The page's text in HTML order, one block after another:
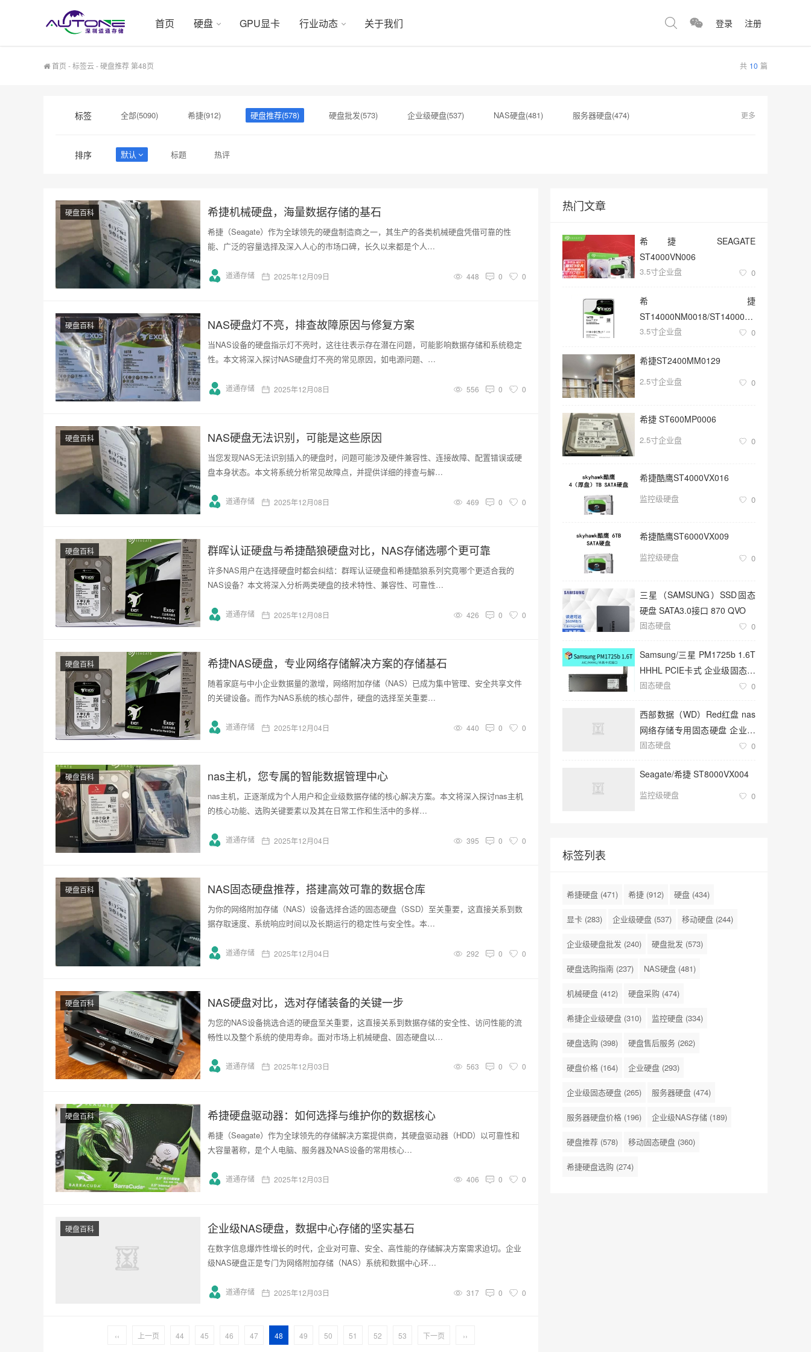
首页 硬盘 GPU显卡 行业动态 关于我们 登录 注册
首页 -标签云- 硬盘推荐 第48页 共 10 篇
标签 全部(5090) 希捷(912) 硬盘推荐(578) 硬盘批发(573) 企业级硬盘(537) NAS硬盘(481) 服务器硬盘(474) 更多
排序 默认 标题 热评
硬盘百科 希捷机械硬盘，海量数据存储的基石
希捷（Seagate）作为全球领先的硬盘制造商之一，其生产的各类机械硬盘凭借可靠的性
能、广泛的容量选择及深入人心的市场口碑，长久以来都是个人…
道通存储 2025年12月09日 448 0 0
硬盘百科 NAS硬盘灯不亮，排查故障原因与修复方案
当NAS设备的硬盘指示灯不亮时，这往往表示存在潜在问题，可能影响数据存储和系统稳定
性。本文将深入探讨NAS硬盘灯不亮的常见原因，如电源问题、…
道通存储 2025年12月08日 556 0 0
硬盘百科 NAS硬盘无法识别，可能是这些原因
当您发现NAS无法识别插入的硬盘时，问题可能涉及硬件兼容性、连接故障、配置错误或硬
盘本身状态。本文将系统分析常见故障点，并提供详细的排查与解…
道通存储 2025年12月08日 469 0 0
硬盘百科 群晖认证硬盘与希捷酷狼硬盘对比，NAS存储选哪个更可靠
许多NAS用户在选择硬盘时都会纠结：群晖认证硬盘和希捷酷狼系列究竟哪个更适合我的
NAS设备？本文将深入分析两类硬盘的技术特性、兼容性、可靠性…
道通存储 2025年12月08日 426 0 0
硬盘百科 希捷NAS硬盘，专业网络存储解决方案的存储基石
随着家庭与中小企业数据量的激增，网络附加存储（NAS）已成为集中管理、安全共享文件
的关键设备。而作为NAS系统的核心部件，硬盘的选择至关重要…
道通存储 2025年12月04日 440 0 0
硬盘百科 nas主机，您专属的智能数据管理中心
nas主机，正逐渐成为个人用户和企业级数据存储的核心解决方案。本文将深入探讨nas主机
的核心功能、选购关键要素以及其在日常工作和生活中的多样…
道通存储 2025年12月04日 395 0 0
硬盘百科 NAS固态硬盘推荐，搭建高效可靠的数据仓库
为你的网络附加存储（NAS）设备选择合适的固态硬盘（SSD）至关重要，这直接关系到数
据存取速度、系统响应时间以及长期运行的稳定性与安全性。本…
道通存储 2025年12月04日 292 0 0
硬盘百科 NAS硬盘对比，选对存储装备的关键一步
为您的NAS设备挑选合适的硬盘至关重要，这直接关系到数据存储的安全性、访问性能的流
畅性以及整个系统的使用寿命。面对市场上机械硬盘、固态硬盘以…
道通存储 2025年12月03日 563 0 0
硬盘百科 希捷硬盘驱动器：如何选择与维护你的数据核心
希捷（Seagate）作为全球领先的存储解决方案提供商，其硬盘驱动器（HDD）以可靠性和
大容量著称，是个人电脑、服务器及NAS设备的常用核心…
道通存储 2025年12月03日 406 0 0
硬盘百科 企业级NAS硬盘，数据中心存储的坚实基石
在数字信息爆炸性增长的时代，企业对可靠、安全、高性能的存储解决方案需求迫切。企业
级NAS硬盘正是专门为网络附加存储（NAS）系统和数据中心环…
道通存储 2025年12月03日 317 0 0
‹‹ 上一页 44 45 46 47 48 49 50 51 52 53 下一页 ››
热门文章
希捷 SEAGATE
ST4000VN006
3.5寸企业盘 0
希捷
ST14000NM0018/ST14000NM001G
3.5寸SATA 14TB硬盘
3.5寸企业盘 0
希捷ST2400MM0129
2.5寸企业盘 0
希捷 ST600MP0006
2.5寸企业盘 0
希捷酷鹰ST4000VX016
监控级硬盘 0
希捷酷鹰ST6000VX009
监控级硬盘 0
三星（SAMSUNG）SSD固态
硬盘 SATA3.0接口 870 QVO
固态硬盘 0
Samsung/三星 PM1725b 1.6T
HHHL PCIE卡式 企业级固态硬
盘
固态硬盘 0
西部数据（WD）Red红盘 nas
网络存储专用固态硬盘 企业级
服务器
固态硬盘 0
Seagate/希捷 ST8000VX004
监控级硬盘 0
标签列表
希捷硬盘 (471) 希捷 (912) 硬盘 (434)
显卡 (283) 企业级硬盘 (537) 移动硬盘 (244)
企业级硬盘批发 (240) 硬盘批发 (573)
硬盘选购指南 (237) NAS硬盘 (481)
机械硬盘 (412) 硬盘采购 (474)
希捷企业级硬盘 (310) 监控硬盘 (334)
硬盘选购 (398) 硬盘售后服务 (262)
硬盘价格 (164) 企业硬盘 (293)
企业级固态硬盘 (265) 服务器硬盘 (474)
服务器硬盘价格 (196) 企业级NAS存储 (189)
硬盘推荐 (578) 移动固态硬盘 (360)
希捷硬盘选购 (274)